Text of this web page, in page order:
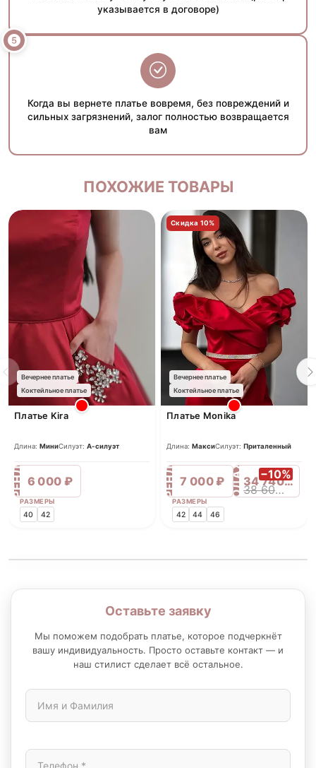
указывается в договоре)
Когда вы вернете платье вовремя, без повреждений и
сильных загрязнений, залог полностью возвращается
вам
ПОХОЖИЕ ТОВАРЫ
Вечернее платье
Коктейльное платье
Платье Kira
Длина: МиниСилуэт: А-силуэт
АРЕНДА 6 000 ₽
РАЗМЕРЫ
40 42
Скидка 10%
Вечернее платье
Коктейльное платье
Платье Monika
Длина: МаксиСилуэт: Приталенный
АРЕНДА 7 000 ₽ ПРОДАЖА −10%
34 740 ₽
38 600 ₽
РАЗМЕРЫ
42 44 46
Оставьте заявку
Мы поможем подобрать платье, которое подчеркнёт
вашу индивидуальность. Просто оставьте контакт — и
наш стилист сделает всё остальное.